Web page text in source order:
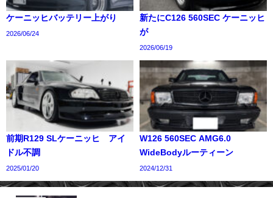
ケーニッヒバッテリー上がり
2026/06/24
新たにC126 560SEC ケーニッヒ
が
2026/06/19
前期R129 SLケーニッヒ アイ
ドル不調
2025/01/20
W126 560SEC AMG6.0
WideBodyルーティーン
2024/12/31